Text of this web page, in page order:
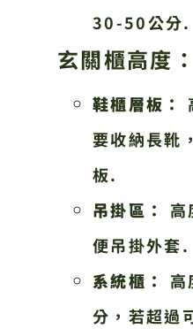
30-50公分.
玄關櫃高度：
鞋櫃層板：
要收納長靴
板.
吊掛區：
便吊掛外套.
系統櫃：
分，若超過